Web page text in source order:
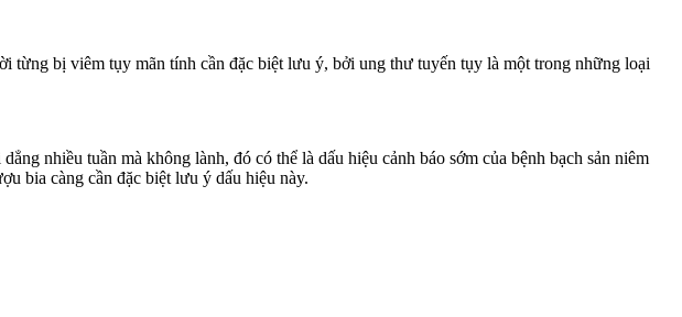
từng bị viêm tụy mãn tính cần đặc biệt lưu ý, bởi ung thư tuyến tụy là một trong những loại
nhiều tuần mà không lành, đó có thể là dấu hiệu cảnh báo sớm của bệnh bạch sản niêm
bia càng cần đặc biệt lưu ý dấu hiệu này.